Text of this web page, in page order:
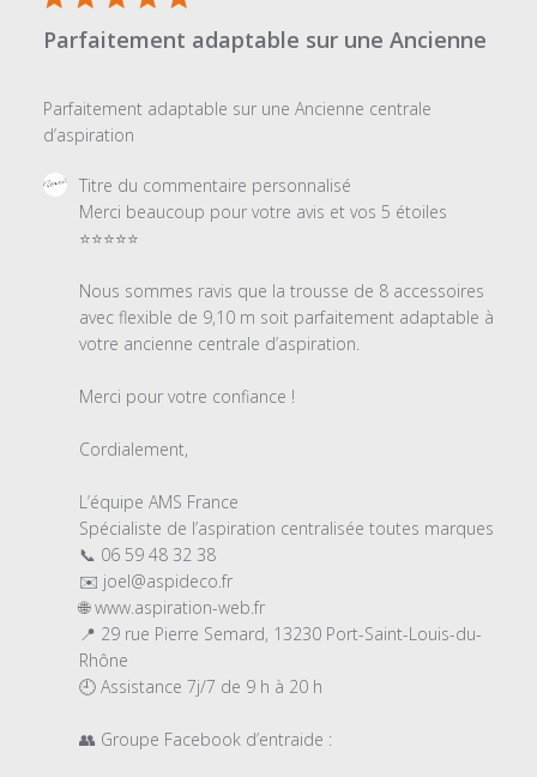
Parfaitement adaptable sur une Ancienne
Parfaitement adaptable sur une Ancienne centrale
d’aspiration
Commentaires
propriétaire
magasin
l'examen
commentaire
2026
Titre du commentaire personnalisé
Merci beaucoup pour votre avis et vos 5 étoiles
⭐⭐⭐⭐⭐
Nous sommes ravis que la trousse de 8 accessoires
avec flexible de 9,10 m soit parfaitement adaptable à
votre ancienne centrale d’aspiration.
Merci pour votre confiance !
Cordialement,
L’équipe AMS France
Spécialiste de l’aspiration centralisée toutes marques
📞 06 59 48 32 38
✉️ joel@aspideco.fr
🌐 www.aspiration-web.fr
📍 29 rue Pierre Semard, 13230 Port-Saint-Louis-du-
Rhône
🕘 Assistance 7j/7 de 9 h à 20 h
👥 Groupe Facebook d’entraide :